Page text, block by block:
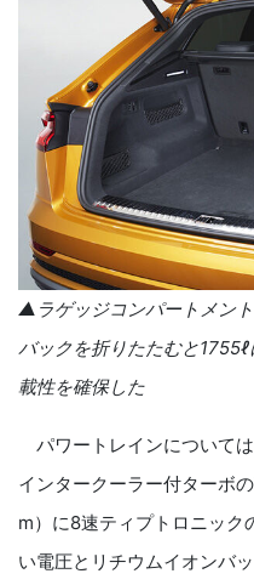
▲ラゲッジコンパートメン
バックを折りたたむと1755ℓ
載性を確保した
パワートレインについては
インタークーラー付ターボの
m）に8速ティプトロニック
い電圧とリチウムイオンバ